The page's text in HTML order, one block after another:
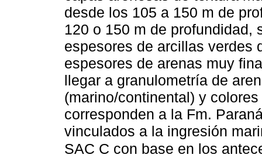
desde los 105 a 150 m de
120 o 150 m de profundidad,
espesores de arcillas verdes
espesores de arenas muy
llegar a granulometría de
(marino/continental) y
corresponden a la Fm.
vinculados a la ingresión
SAC C con base en los